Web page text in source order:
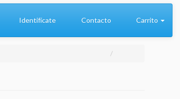
Identifícate Contacto Carrito